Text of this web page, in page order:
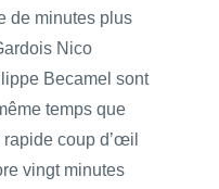
de minutes plus
Nico
Becamel sont
temps que
coup d’œil
vingt minutes